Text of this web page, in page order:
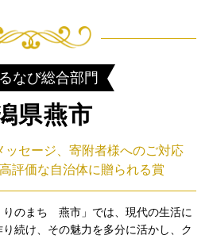
なび総合部門
県燕市
ッセージ、寄附者様へのご対応
評価な自治体に贈られる賞
りのまち 燕市」では、現代の生活に
続け、その魅力を多分に活かし、ク